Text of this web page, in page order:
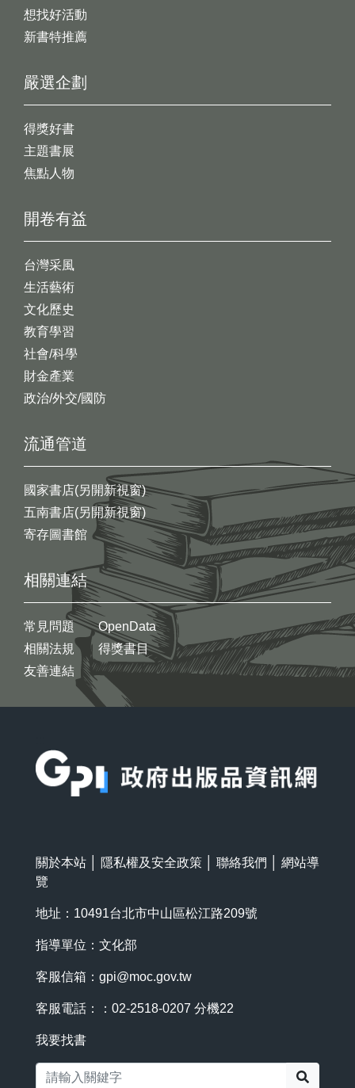
想找好活動
新書特推薦
開卷有益
台灣采風
生活藝術
文化歷史
教育學習
社會/科學
財金產業
政治/外交/國防
嚴選企劃
得獎好書
主題書展
焦點人物
流通管道
國家書店(另開新視窗)
五南書店(另開新視窗)
寄存圖書館
相關連結
常見問題
相關法規
友善連結
OpenData
得獎書目
關於本站 隱私權及安全政策 聯絡我們
網站導
覽
地址：10491台北市中山區松江路209號
指導單位：文化部
客服信箱： gpi@moc.gov.tw
客服電話：：02-2518-0207 分機22
我要找書